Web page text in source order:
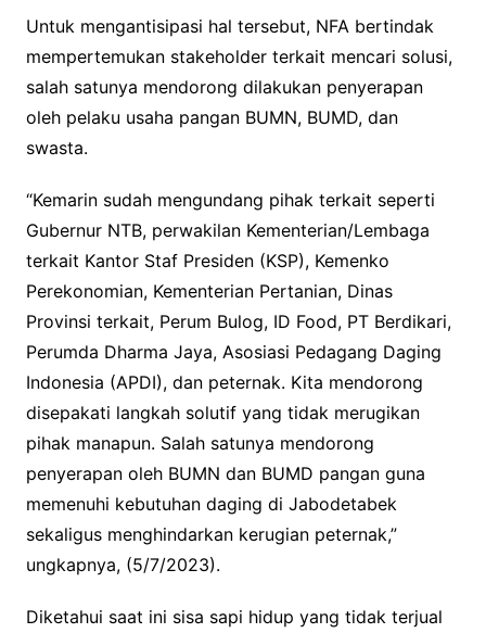
Untuk mengantisipasi hal tersebut, NFA bertindak
mempertemukan stakeholder terkait mencari solusi,
salah satunya mendorong dilakukan penyerapan
oleh pelaku usaha pangan BUMN, BUMD, dan
swasta.
“Kemarin sudah mengundang pihak terkait seperti
Gubernur NTB, perwakilan Kementerian/Lembaga
terkait Kantor Staf Presiden (KSP), Kemenko
Perekonomian, Kementerian Pertanian, Dinas
Provinsi terkait, Perum Bulog, ID Food, PT Berdikari,
Perumda Dharma Jaya, Asosiasi Pedagang Daging
Indonesia (APDI), dan peternak. Kita mendorong
disepakati langkah solutif yang tidak merugikan
pihak manapun. Salah satunya mendorong
penyerapan oleh BUMN dan BUMD pangan guna
memenuhi kebutuhan daging di Jabodetabek
sekaligus menghindarkan kerugian peternak,”
ungkapnya, (5/7/2023).
Diketahui saat ini sisa sapi hidup yang tidak terjual